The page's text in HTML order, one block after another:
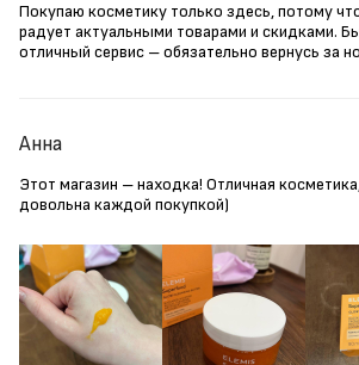
Покупаю косметику только здесь, потому
радует актуальными товарами и скидками.
отличный сервис – обязательно вернусь за
Анна
Этот магазин – находка! Отличная
довольна каждой покупкой)